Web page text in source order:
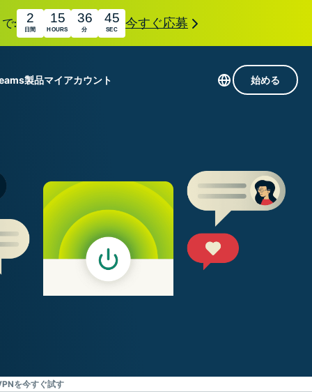
: 2
日間
15
HOURS
36
分
44
SEC 今すぐ応募
について
で、プライバシーとセキュリティを強化する拡
ます。これらはシームレスに連携し、デジタ
製品
。
winning
macOS
antivirus,
system tools,
and more.
マイアカウント 始める
を今すぐ試す